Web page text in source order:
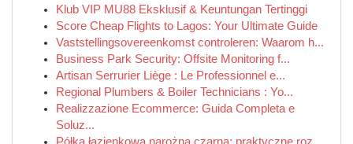
Klub VIP MU88 Eksklusif & Keuntungan Tertinggi
Score Cheap Flights to Lagos: Your Ultimate Guide
Vaststellingsovereenkomst controleren: Waarom h...
Business Park Security: Offsite Monitoring f...
Artisan Serrurier Liège : Le Professionnel e...
Regional Plumbers & Boiler Technicians : Yo...
Realizzazione Ecommerce: Guida Completa e
Soluz...